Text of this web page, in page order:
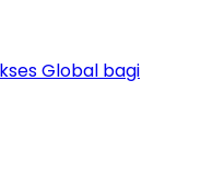
Global bagi